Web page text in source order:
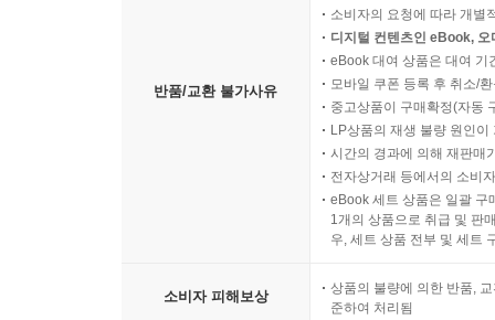
반품/교환 불가사유
소비자의 요청에 따라 개별
디지털 컨텐츠인 eBook,
eBook 대여 상품은 대여 기
모바일 쿠폰 등록 후 취소/
중고상품이 구매확정(자동
LP상품의 재생 불량 원인
시간의 경과에 의해 재판매
전자상거래 등에서의 소비
eBook 세트 상품은 일괄 구
1개의 상품으로 취급 및 판
우, 세트 상품 전부 및 세트
소비자 피해보상
상품의 불량에 의한 반품,
준하여 처리됨